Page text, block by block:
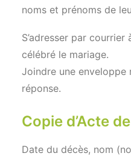
noms et prénoms de
S’adresser par
célébré le mariage.
Joindre une
réponse.
Copie d’Acte
Date du décès, nom